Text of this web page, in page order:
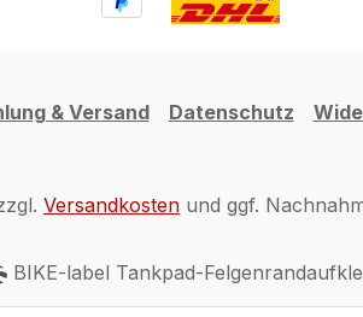
& Versand Datenschutz
Versandkosten und ggf.
BIKE-label Tankpad-